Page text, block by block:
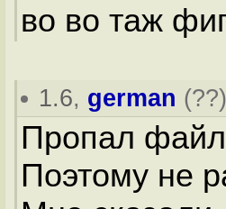
во во таж
1.6, german (??
Пропал
Поэтому не